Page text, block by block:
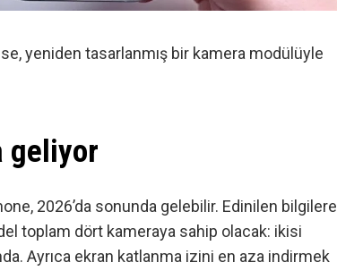
yeniden tasarlanmış bir kamera modülüyle
geliyor
2026’da sonunda gelebilir. Edinilen bilgilere
toplam dört kameraya sahip olacak: ikisi
Ayrıca ekran katlanma izini en aza indirmek